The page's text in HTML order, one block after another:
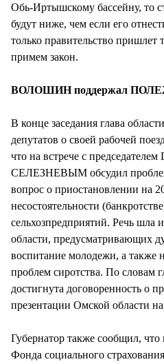
Обь-Иртышскому бассейну, то
будут ниже, чем если его
только правительство пришлет
примем закон.
ВОЛОШИН поддержал
В конце заседания глава
депутатов о своей рабочей
что на встрече с
СЕЛЕЗНЕВЫМ обсудил
вопрос о приостановлении на
несостоятельности
сельхозпредприятий. Речь шла
области, предусматривающих
воспитание молодежи, а также
проблем сиротства. По словам
достигнута договоренность о
презентации Омской области
Губернатор также сообщил, что
Фонда социального